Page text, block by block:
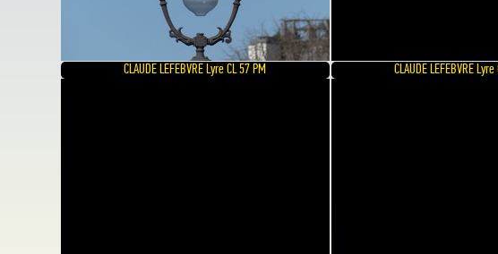
CLAUDE LEFEBVRE Lyre CL 57 PM CLAUDE LEFEBVRE Lyre